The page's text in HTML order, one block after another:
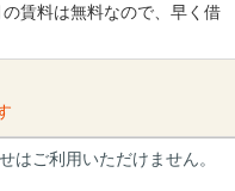
賃料は無料なので、早く借
はご利用いただけません。